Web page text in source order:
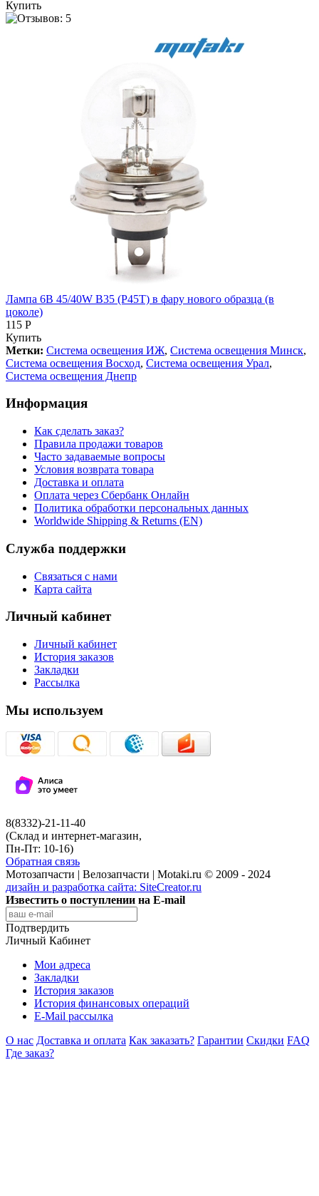
Купить
Лампа 6В 45/40W B35 (P45T) в фару нового образца (в
цоколе)
115 Р
Купить
Метки: Система освещения ИЖ, Система освещения Минск,
Система освещения Восход, Система освещения Урал,
Система освещения Днепр
Информация
Как сделать заказ?
Правила продажи товаров
Часто задаваемые вопросы
Условия возврата товара
Доставка и оплата
Оплата через Сбербанк Онлайн
Политика обработки персональных данных
Worldwide Shipping & Returns (EN)
Служба поддержки
Связаться с нами
Карта сайта
Личный кабинет
Личный кабинет
История заказов
Закладки
Рассылка
Мы используем
8(8332)-21-11-40
(Склад и интернет-магазин,
Пн-Пт: 10-16)
Обратная связь
Мотозапчасти | Велозапчасти | Motaki.ru © 2009 - 2024
дизайн и разработка сайта: SiteCreator.ru
Известить о поступлении на E-mail
Подтвердить
Личный Кабинет
Мои адреса
Закладки
История заказов
История финансовых операций
E-Mail рассылка
О нас Доставка и оплата Как заказать? Гарантии Скидки FAQ
Где заказ?